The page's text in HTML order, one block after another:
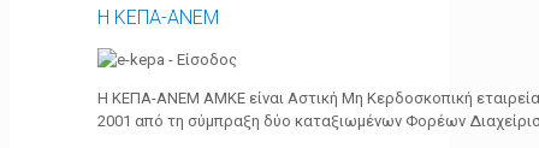
Η ΚΕΠΑ-ΑΝΕΜ
Η ΚΕΠΑ-ΑΝΕΜ ΑΜΚΕ είναι Αστική Μη Κερδοσκοπική
2001 από τη σύμπραξη δύο καταξιωμένων Φορέων